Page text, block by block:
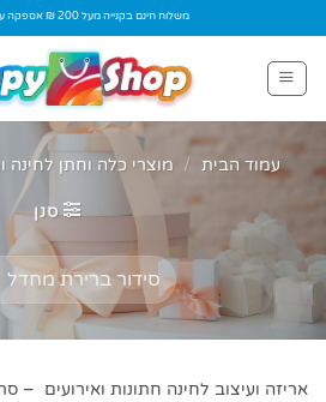
to
content
משלוח חינם בקנייה מעל 200 ₪ אספקה עד
עמוד הבית / מוצרי כלה וחתן לחינה
סנן
אריזה ועיצוב לחינה חתונות ואירועים –